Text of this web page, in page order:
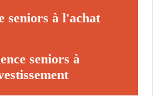
seniors à l'achat
seniors à